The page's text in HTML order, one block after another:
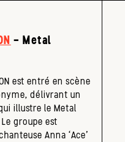
– Metal
est entré en scène
délivrant un
illustre le Metal
groupe est
Anna ‘Ace’